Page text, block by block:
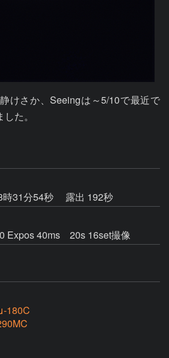
けさか、Seeingは～5/10で最近で
た。
31分54秒
露出 192秒
Expos 40ms 20s 16set撮像
180C